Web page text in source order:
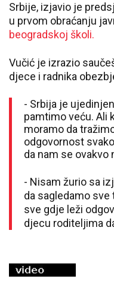
Srbije, izjavio je
u prvom obraćanju
beogradskoj školi.
Vučić je izrazio
djece i radnika
- Srbija je
pamtimo veću. Ali
moramo da
odgovornost
da nam se ovakvo
- Nisam žurio sa
da sagledamo
sve gdje leži
djecu roditeljima